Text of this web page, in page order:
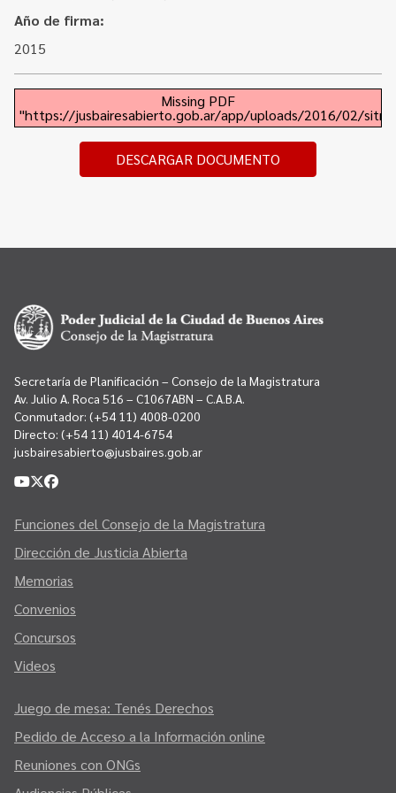
Concursos
Acceso a la información Pública
Pedido de Acceso a la Información online
Programa Educación en Derechos Humanos
Cuento con Derechos
Transparencia
Contacto
Año de firma:
2015
Missing PDF
"https://jusbairesabierto.gob.ar/app/uploads/2016/02/
DESCARGAR DOCUMENTO
Secretaría de Planificación – Consejo de la Magistratura
Av. Julio A. Roca 516 – C1067ABN – C.A.B.A.
Conmutador: (+54 11) 4008-0200
Directo: (+54 11) 4014-6754
jusbairesabierto@jusbaires.gob.ar
Funciones del Consejo de la Magistratura
Dirección de Justicia Abierta
Memorias
Convenios
Concursos
Videos
Juego de mesa: Tenés Derechos
Pedido de Acceso a la Información online
Reuniones con ONGs